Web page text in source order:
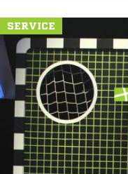
SERVICE